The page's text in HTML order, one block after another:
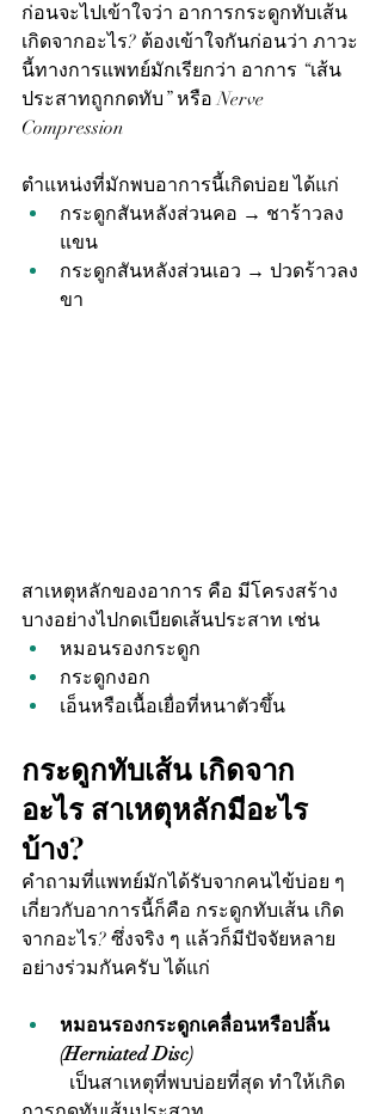
ก่อนจะไปเข้าใจว่า อาการกระดูกทับเส้น
เกิดจากอะไร? ต้องเข้าใจกันก่อนว่า ภาวะ
นี้ทางการแพทย์มักเรียกว่า อาการ “เส้น
ประสาทถูกกดทับ” หรือ Nerve
Compression
ตำแหน่งที่มักพบอาการนี้เกิดบ่อย ได้แก่
กระดูกสันหลังส่วนคอ → ชาร้าวลง
แขน
กระดูกสันหลังส่วนเอว → ปวดร้าวลง
ขา
สาเหตุหลักของอาการ คือ มีโครงสร้าง
บางอย่างไปกดเบียดเส้นประสาท เช่น
หมอนรองกระดูก
กระดูกงอก
เอ็นหรือเนื้อเยื่อที่หนาตัวขึ้น
กระดูกทับเส้น เกิดจาก
อะไร สาเหตุหลักมีอะไร
บ้าง?
คำถามที่แพทย์มักได้รับจากคนไข้บ่อย ๆ
เกี่ยวกับอาการนี้ก็คือ กระดูกทับเส้น เกิด
จากอะไร? ซึ่งจริง ๆ แล้วก็มีปัจจัยหลาย
อย่างร่วมกันครับ ได้แก่
หมอนรองกระดูกเคลื่อนหรือปลิ้น
(Herniated Disc)